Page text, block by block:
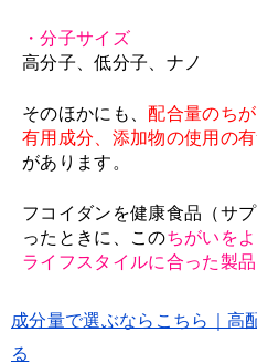
・分子サイズ
高分子、低分子、ナノ
そのほかにも、配合量のち
有用成分、添加物の使用の
があります。
フコイダンを健康食品（サ
ったときに、このちがいを
ライフスタイルに合った製
成分量で選ぶならこちら｜高
る